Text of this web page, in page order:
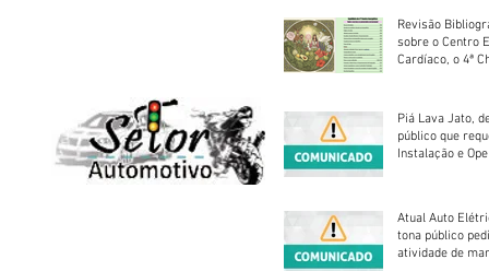
Revisão
sobre o Centro
Cardíaco, o 4ª
Piá Lava Jato,
público que
Instalação e
Atual Auto
tona público
atividade de